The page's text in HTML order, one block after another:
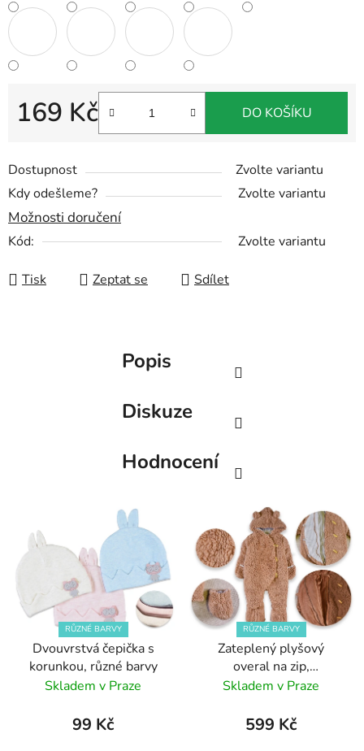
Dostupnost
Zvolte variantu
Kdy odešleme?
Zvolte variantu
Možnosti doručení
Kód: Zvolte variantu
169 Kč DO KOŠÍKU
Tisk Zeptat se Sdílet
Popis
Diskuze
Hodnocení
RŮZNÉ BARVY
Dvouvrstvá čepička s
korunkou, různé barvy
Skladem v Praze
99 Kč
RŮZNÉ BARVY
Zateplený plyšový
overal na zip,
dvouvrstvý, zimní
Skladem v Praze
599 Kč